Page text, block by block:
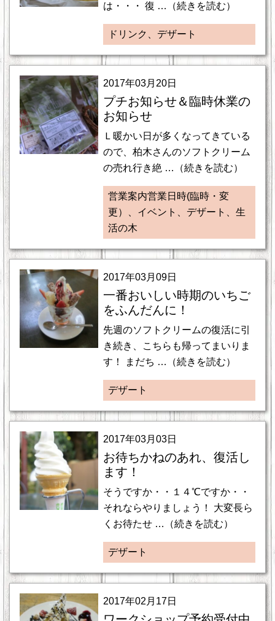
は・・・ 復 …（続きを読む）
ドリンク、デザート
2017年03月20日
プチお知らせ＆臨時休業の
お知らせ
Ｌ暖かい日が多くなってきている
ので、柏木さんのソフトクリーム
の売れ行き絶 …（続きを読む）
営業案内営業日時(臨時・変
更）、イベント、デザート、生
活の木
2017年03月09日
一番おいしい時期のいちご
をふんだんに！
先週のソフトクリームの復活に引
き続き、こちらも帰ってまいりま
す！ まだち …（続きを読む）
デザート
2017年03月03日
お待ちかねのあれ、復活し
ます！
そうですか・・１４℃ですか・・
それならやりましょう！ 大変長ら
くお待たせ …（続きを読む）
デザート
2017年02月17日